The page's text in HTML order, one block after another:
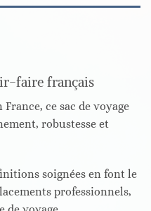
faire français
ce sac de voyage
robustesse et
soignées en font le
professionnels,